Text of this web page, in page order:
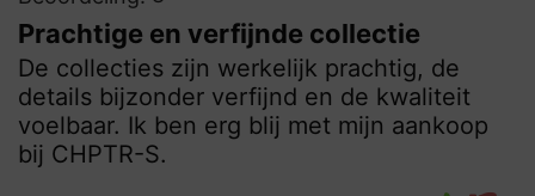
Prachtige en verfijnde collectie
De collecties zijn werkelijk prachtig, de
details bijzonder verfijnd en de kwaliteit
voelbaar. Ik ben erg blij met mijn aankoop
bij CHPTR-S.